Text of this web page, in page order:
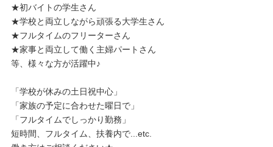
★初バイトの学生さん
★学校と両立しながら頑張る大学生さん
★フルタイムのフリーターさん
★家事と両立して働く主婦パートさん
等、様々な方が活躍中♪
「学校が休みの土日祝中心」
「家族の予定に合わせた曜日で」
「フルタイムでしっかり勤務」
短時間、フルタイム、扶養内で...etc.